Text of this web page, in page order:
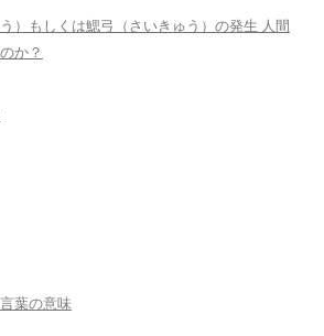
）もしくは鰓弓（さいきゅう）の発生 人間
か？
葉の意味